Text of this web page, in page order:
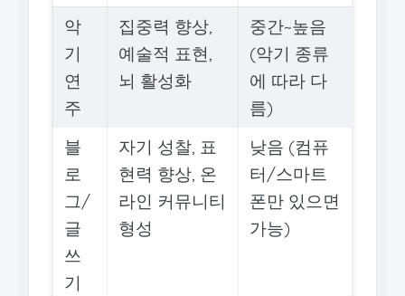
악
기
연
주
집중력 향상,
예술적 표현,
뇌 활성화
중간~높음
(악기 종류
에 따라 다
름)
블
로
그/
글
쓰
기
자기 성찰, 표
현력 향상, 온
라인 커뮤니티
형성
낮음 (컴퓨
터/스마트
폰만 있으면
가능)